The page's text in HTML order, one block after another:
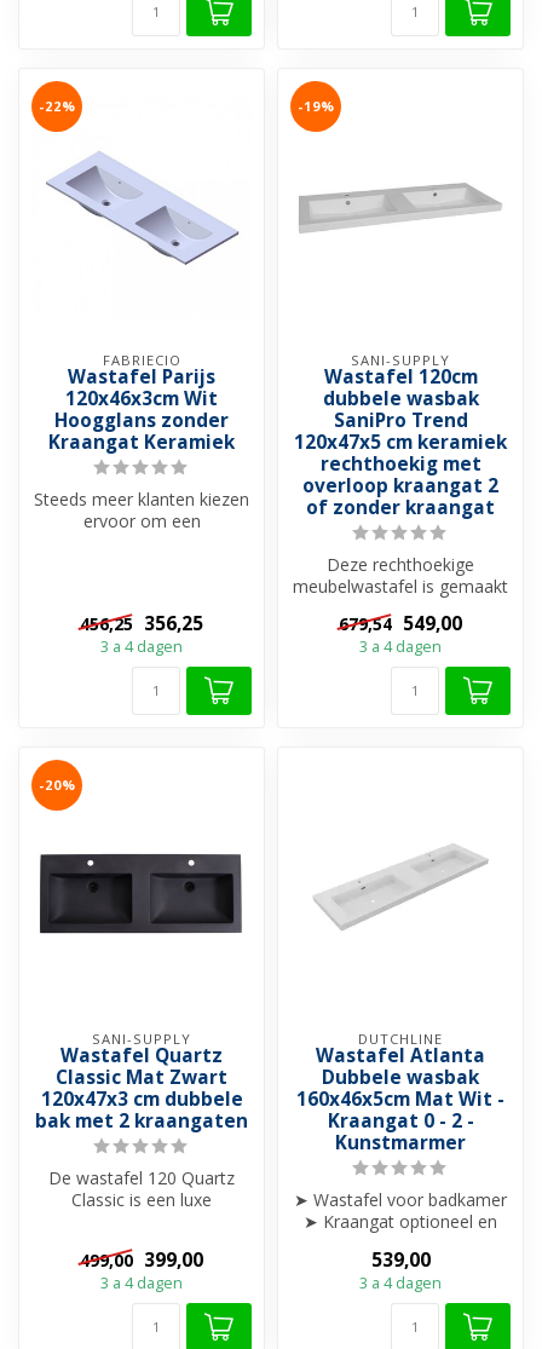
-22%
FABRIECIO
Wastafel Parijs
120x46x3cm Wit
Hoogglans zonder
Kraangat Keramiek
Steeds meer klanten kiezen
ervoor om een
456,25 356,25
3 a 4 dagen
-19%
SANI-SUPPLY
Wastafel 120cm
dubbele wasbak
SaniPro Trend
120x47x5 cm keramiek
rechthoekig met
overloop kraangat 2
of zonder kraangat
Deze rechthoekige
meubelwastafel is gemaakt
zorgt voo...
679,54 549,00
3 a 4 dagen
-20%
SANI-SUPPLY
Wastafel Quartz
Classic Mat Zwart
120x47x3 cm dubbele
bak met 2 kraangaten
De wastafel 120 Quartz
Classic is een luxe
gemaakt van Quar...
499,00 399,00
3 a 4 dagen
DUTCHLINE
Wastafel Atlanta
Dubbele wasbak
160x46x5cm Mat Wit -
Kraangat 0 - 2 -
Kunstmarmer
➤ Wastafel voor badkamer
➤ Kraangat optioneel en
➤ Modern en str...
539,00
3 a 4 dagen